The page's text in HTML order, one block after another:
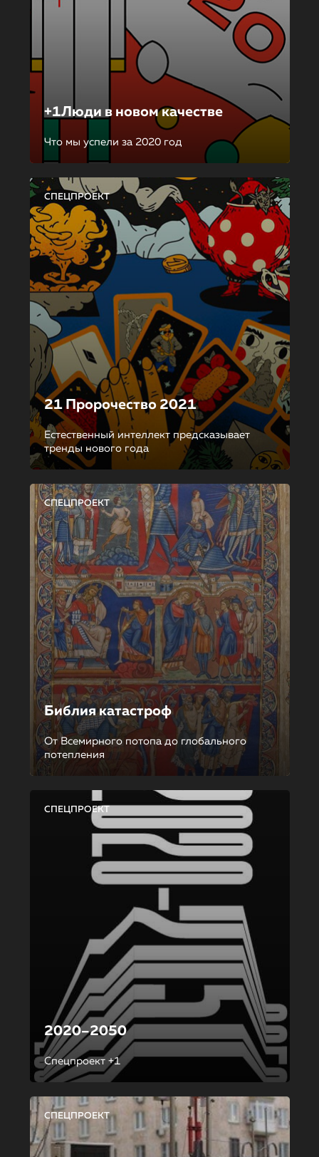
+1Люди в новом качестве
Что мы успели за 2020 год
СПЕЦПРОЕКТ
21 Пророчество 2021
Естественный интеллект предсказывает
тренды нового года
СПЕЦПРОЕКТ
Библия катастроф
От Всемирного потопа до глобального
потепления
СПЕЦПРОЕКТ
2020–2050
Спецпроект +1
СПЕЦПРОЕКТ